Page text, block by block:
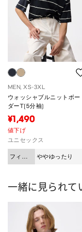
MEN, XS-3XL
ウォッシャブルニットボー
ダーT(5分袖)
¥1,490
値下げ
ユニセックス
フィッ
ト
ややゆったり
一緒に見られて